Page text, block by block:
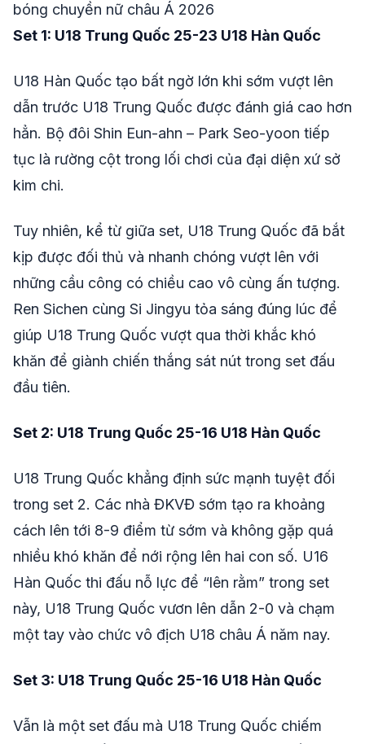
bóng chuyền nữ châu Á 2026
Set 1: U18 Trung Quốc 25-23 U18 Hàn Quốc
U18 Hàn Quốc tạo bất ngờ lớn khi sớm vượt lên
dẫn trước U18 Trung Quốc được đánh giá cao hơn
hẳn. Bộ đôi Shin Eun-ahn – Park Seo-yoon tiếp
tục là rường cột trong lối chơi của đại diện xứ sở
kim chi.
Tuy nhiên, kể từ giữa set, U18 Trung Quốc đã bắt
kịp được đối thủ và nhanh chóng vượt lên với
những cầu công có chiều cao vô cùng ấn tượng.
Ren Sichen cùng Si Jingyu tỏa sáng đúng lúc để
giúp U18 Trung Quốc vượt qua thời khắc khó
khăn để giành chiến thắng sát nút trong set đấu
đầu tiên.
Set 2: U18 Trung Quốc 25-16 U18 Hàn Quốc
U18 Trung Quốc khẳng định sức mạnh tuyệt đối
trong set 2. Các nhà ĐKVĐ sớm tạo ra khoảng
cách lên tới 8-9 điểm từ sớm và không gặp quá
nhiều khó khăn để nới rộng lên hai con số. U16
Hàn Quốc thi đấu nỗ lực để “lên rằm” trong set
này, U18 Trung Quốc vươn lên dẫn 2-0 và chạm
một tay vào chức vô địch U18 châu Á năm nay.
Set 3: U18 Trung Quốc 25-16 U18 Hàn Quốc
Vẫn là một set đấu mà U18 Trung Quốc chiếm